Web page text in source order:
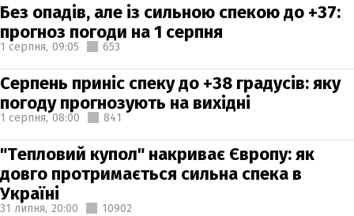
Без опадів, але із сильною спекою до +37:
прогноз погоди на 1 серпня
1 серпня, 09:05 653
Серпень приніс спеку до +38 градусів: яку
погоду прогнозують на вихідні
1 серпня, 08:00 841
"Тепловий купол" накриває Європу: як
довго протримається сильна спека в
Україні
31 липня, 20:00 10902